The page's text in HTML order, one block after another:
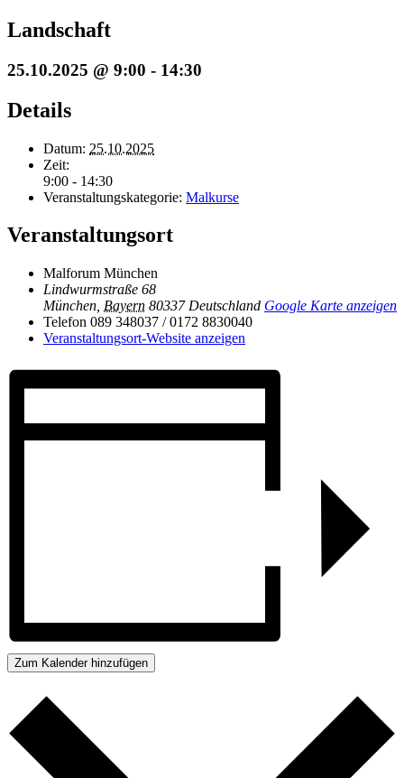
Landschaft
25.10.2025 @ 9:00 - 14:30
Details
Datum: 25.10.2025
Zeit:
9:00 - 14:30
Veranstaltungskategorie: Malkurse
Veranstaltungsort
Malforum München
Lindwurmstraße 68
München Bayern 80337 Deutschland Google Karte anzeigen
Telefon 089 348037 / 0172 8830040
Veranstaltungsort-Website anzeigen
Zum Kalender hinzufügen